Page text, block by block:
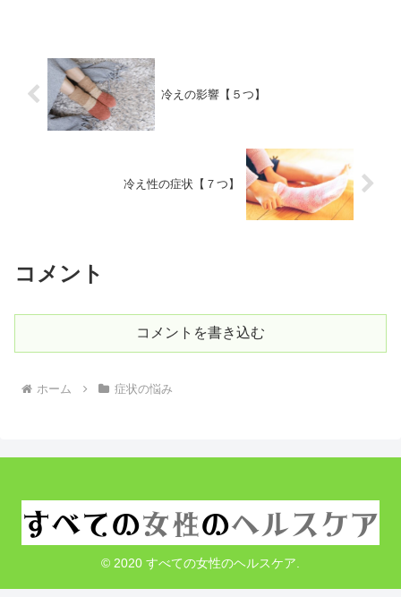
冷えの影響【５つ】
冷え性の症状【７つ】
コメント
コメントを書き込む
ホーム 症状の悩み
© 2020 すべての女性のヘルスケア.